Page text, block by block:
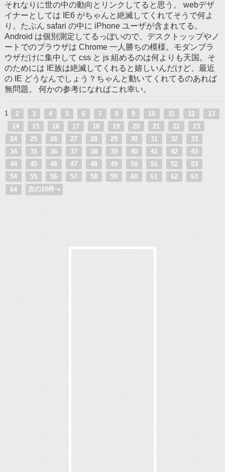
それなりに世の中の動向とリンクしてると思う。 webデザ
イナーとしては IE6 がちゃんと絶滅してくれてそうで何よ
り。たぶん safari の中に iPhone ユーザが含まれてる。
Android は個別測定してるっぽいので、デスクトッップやノ
ートでのブラウザは Chrome 一人勝ちの模様。モダンブラ
ウザだけに集中して css と js 組めるのは何よりも天国。そ
のためには IE族は絶滅してくれると嬉しいんだけど、最近
の IE どうなんでしょう？ちゃんと動いてくれてるのあれば
無問題。 何かの参考になればこれ幸い。
1 2 3 4 5 6 7 8 9 10 11 12
13
14
15 16 17 18 19 20 21 22
23
24
25 26 27 28 29 30 31 32
33
34
35 36 37 38 39 40 41 42
43
44
45 46 47 48 49 50 51 52
53
54
55 56 57 58 59 60 61 62
63
64
次の10件 »